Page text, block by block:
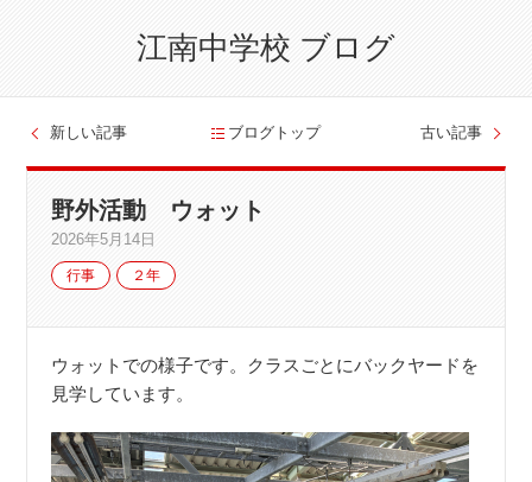
江南中学校 ブログ
新しい記事 古い記事
ブログトップ
野外活動 ウォット
2026年5月14日
行事 ２年
ウォットでの様子です。クラスごとにバックヤードを
見学しています。